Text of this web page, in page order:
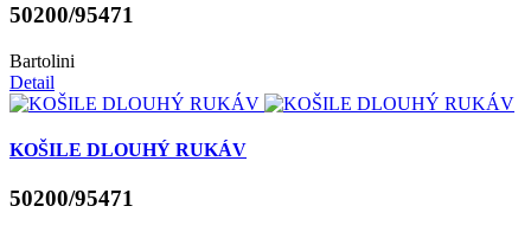
50200/95471
Bartolini
Detail
KOŠILE DLOUHÝ RUKÁV
50200/95471